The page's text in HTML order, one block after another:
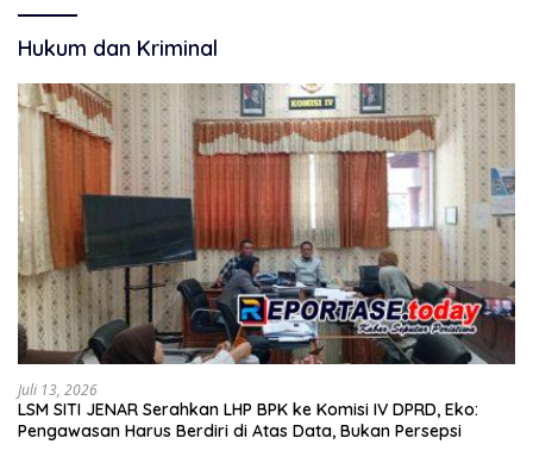
Hukum dan Kriminal
Juli 13, 2026
LSM SITI JENAR Serahkan LHP BPK ke Komisi IV DPRD, Eko:
Pengawasan Harus Berdiri di Atas Data, Bukan Persepsi